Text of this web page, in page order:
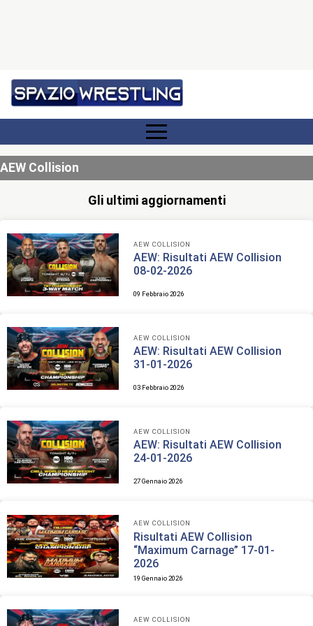
AEW Collision
Gli ultimi aggiornamenti
AEW COLLISION
AEW: Risultati AEW Collision
08-02-2026
09 Febbraio 2026
AEW COLLISION
AEW: Risultati AEW Collision
31-01-2026
03 Febbraio 2026
AEW COLLISION
AEW: Risultati AEW Collision
24-01-2026
27 Gennaio 2026
AEW COLLISION
Risultati AEW Collision
“Maximum Carnage” 17-01-
2026
19 Gennaio 2026
AEW COLLISION